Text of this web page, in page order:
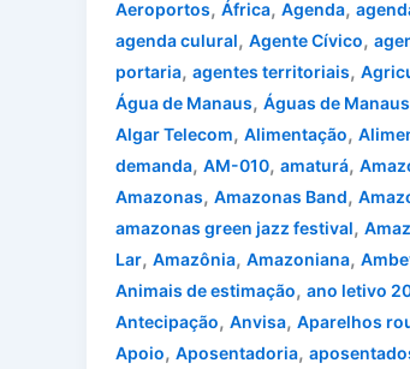
Aeroportos, África, Agenda,
agenda culural, Agente Cívico,
portaria, agentes territoriais,
Água de Manaus, Águas de Manaus
Algar Telecom, Alimentação,
demanda, AM-010, amaturá,
Amazonas, Amazonas Band,
amazonas green jazz festival,
Lar, Amazônia, Amazoniana,
Animais de estimação, ano letivo
Antecipação, Anvisa, Aparelhos
Apoio, Aposentadoria,